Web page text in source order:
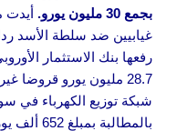
بجمع 30 مليون يورو.
أيدت
غيابيين ضد سلطة الأسد
رفعها بنك الاستثمار
28.7 مليون يورو قروضا
شبكة توزيع الكهرباء في